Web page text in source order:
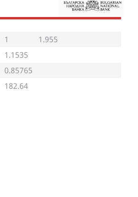
1
1.955
1.1535
0.85765
182.64